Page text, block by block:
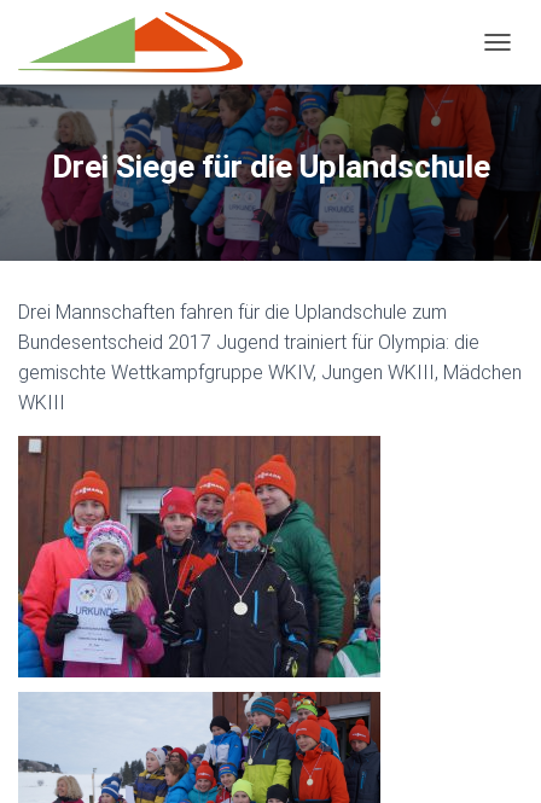
Drei Siege für die Uplandschule
Drei Mannschaften fahren für die Uplandschule zum
Bundesentscheid 2017 Jugend trainiert für Olympia: die
gemischte Wettkampfgruppe WKIV, Jungen WKIII, Mädchen
WKIII